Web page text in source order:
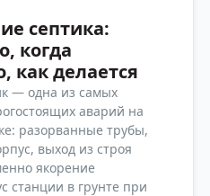
септика:
когда
как делается
— одна из самых
аварий на
разорванные трубы,
выход из строя
якорение
станции в грунте при